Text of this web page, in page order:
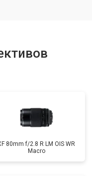
80mm f/2.8 R LM OIS WR
Macro